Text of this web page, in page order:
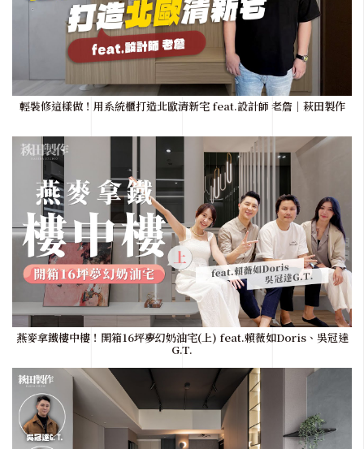
輕裝修這樣做！用系統櫃打造北歐清新宅 feat.設計師 老詹｜萩田製作
燕麥拿鐵樓中樓！開箱16坪夢幻奶油宅(上) feat.賴薇如Doris、吳冠達
G.T.